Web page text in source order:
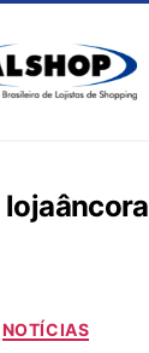
lojaâncora
NOTÍCIAS